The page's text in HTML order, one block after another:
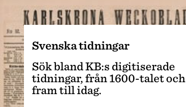
Svenska tidningar
Sök bland KB:s digitiserade
tidningar, från 1600-talet och
fram till idag.